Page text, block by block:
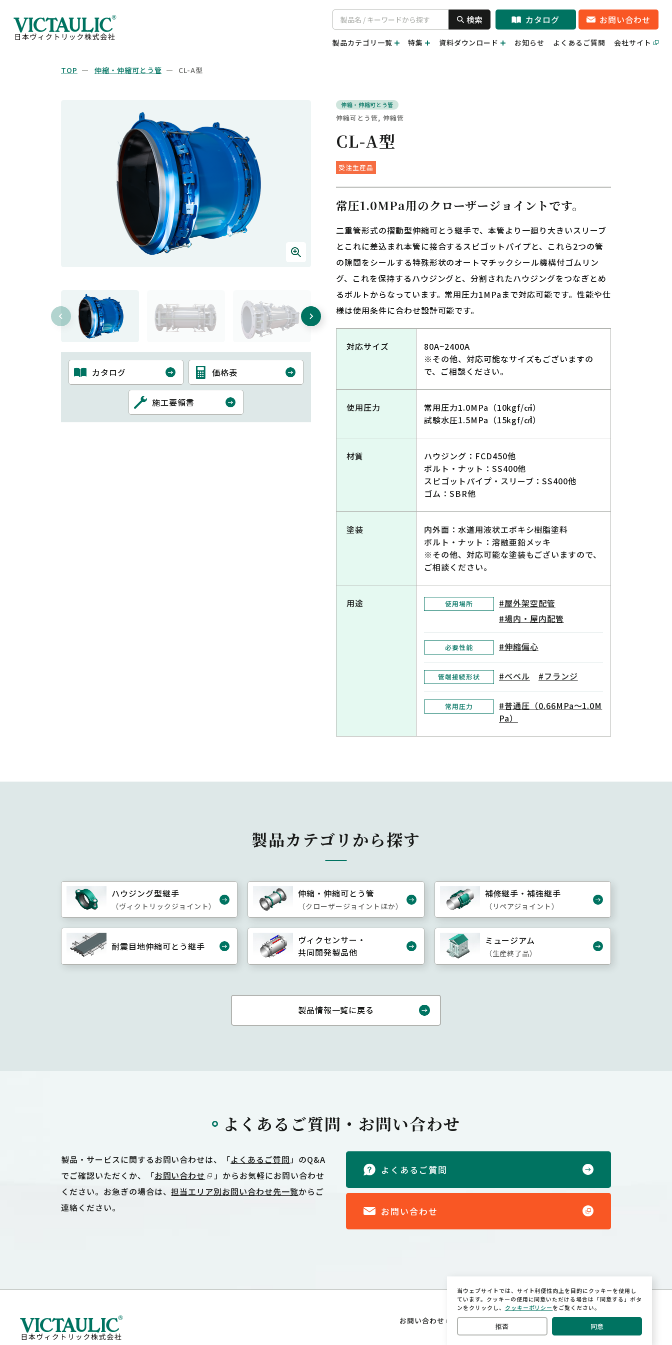
検索 カタログ お問い合わせ
製品カテゴリ一覧 特集 資料ダウンロード お知らせ よくあるご質問 会社サイト
TOP 伸縮・伸縮可とう管 CL-A型
伸縮・伸縮可とう管
伸縮可とう管 伸縮管
CL-A型
受注生産品
常圧1.0MPa用のクローザージョイントです。
二重管形式の摺動型伸縮可とう継手で、本管より一廻り大きいスリーブ
とこれに差込まれ本管に接合するスピゴットパイプと、これら2つの管
の隙間をシールする特殊形状のオートマチックシール機構付ゴムリン
グ、これを保持するハウジングと、分割されたハウジングをつなぎとめ
るボルトからなっています。常用圧力1MPaまで対応可能です。性能や仕
様は使用条件に合わせ設計可能です。
対応サイズ
80A~2400A
※その他、対応可能なサイズもございますの
で、ご相談ください。
使用圧力
常用圧力1.0MPa（10kgf/㎠）
試験水圧1.5MPa（15kgf/㎠）
材質
ハウジング：FCD450他
ボルト・ナット：SS400他
スピゴットパイプ・スリーブ：SS400他
ゴム：SBR他
塗装
内外面：水道用液状エポキシ樹脂塗料
ボルト・ナット：溶融亜鉛メッキ
※その他、対応可能な塗装もございますので、
ご相談ください。
用途 使用場所
#屋外架空配管
#場内・屋内配管
必要性能 #伸縮偏心
管端接続形状 #ベベル #フランジ
常用圧力
#普通圧（0.66MPa～1.0M
Pa）
カタログ 価格表
施工要領書
製品カテゴリから探す
ハウジング型継手
（ヴィクトリックジョイント）
伸縮・伸縮可とう管
（クローザージョイントほか）
補修継手・補強継手
（リペアジョイント）
耐震目地伸縮可とう継手
ヴィクセンサー・
共同開発製品他
ミュージアム
（生産終了品）
製品情報一覧に戻る
よくあるご質問・ お問い合わせ
製品・サービスに関するお問い合わせは、「よくあるご質問」のQ&A
でご確認いただくか、「お問い合わせ
」からお気軽にお問い合わせ
ください。お急ぎの場合は、担当エリア別お問い合わせ先一覧からご
連絡ください。
よくあるご質問
お問い合わせ
お問い合わせ 会社案内 プライバシーポリシー 会社サイト
©THE VICTAULIC COMPANY OFJAPAN LIMITED Co.,LTD.
当ウェブサイトでは、サイト利便性向上を目的にクッキーを使用し
ています。クッキーの使用に同意いただける場合は「同意する」ボタ
ンをクリックし、 クッキーポリシーをご覧ください。
拒否 同意